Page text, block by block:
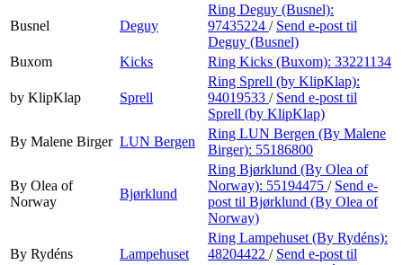
Busnel Deguy
Ring Deguy (Busnel):
97435224 / Send e-post til
Deguy (Busnel)
Buxom
Kicks Ring Kicks (Buxom): 33221134
by KlipKlap Sprell
Ring Sprell (by KlipKlap):
94019533 / Send e-post til
Sprell (by KlipKlap)
By Malene Birger LUN Bergen
Ring LUN Bergen (By Malene
Birger): 55186800
By Olea of
Norway
Bjørklund
Ring Bjørklund (By Olea of
Norway): 55194475 / Send e-
post til Bjørklund (By Olea of
Norway)
By Rydéns Lampehuset
Ring Lampehuset (By Rydéns):
48204422 / Send e-post til